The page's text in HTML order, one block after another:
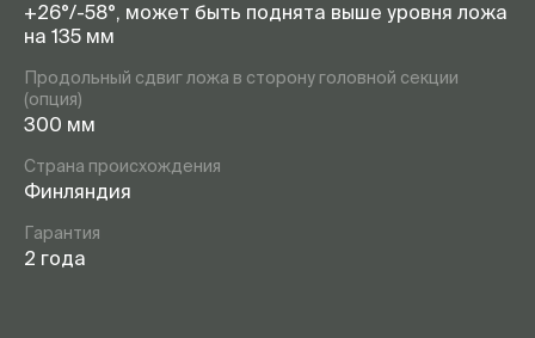
+26°/-58°, может быть поднята выше уровня ложа
на 135 мм
Продольный сдвиг ложа в сторону головной секции
(опция)
300 мм
Страна происхождения
Финляндия
Гарантия
2 года